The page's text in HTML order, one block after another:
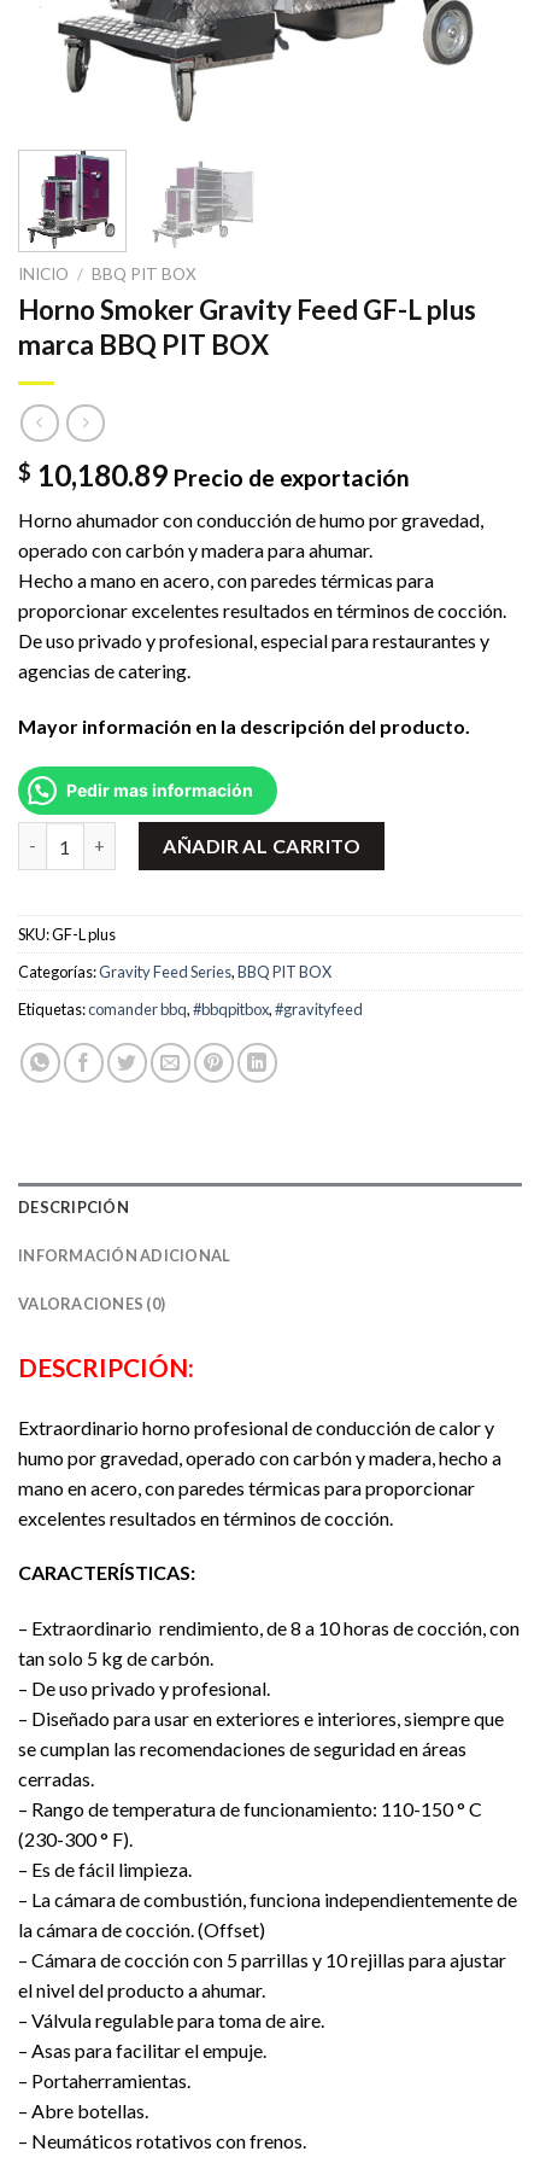
INICIO / BBQ PIT BOX
Horno Smoker Gravity Feed GF-L plus
marca BBQ PIT BOX
$ 10,180.89 Precio de exportación
Horno ahumador con conducción de humo por gravedad,
operado con carbón y madera para ahumar.
Hecho a mano en acero, con paredes térmicas para
proporcionar excelentes resultados en términos de cocción.
De uso privado y profesional, especial para restaurantes y
agencias de catering.
Mayor información en la descripción del producto.
Pedir mas información
Horno Smoker Gravity Feed GF-L plus marca BBQ PIT BOX
AÑADIR AL CARRITO
SKU:GF-L plus
Categorías:Gravity Feed Series,BBQ PIT BOX
Etiquetas:comander bbq,#bbqpitbox,#gravityfeed
DESCRIPCIÓN
INFORMACIÓN ADICIONAL
VALORACIONES (0)
DESCRIPCIÓN:
Extraordinario horno profesional de conducción de calor y
humo por gravedad, operado con carbón y madera, hecho a
mano en acero, con paredes térmicas para proporcionar
excelentes resultados en términos de cocción.
CARACTERÍSTICAS:
– Extraordinario rendimiento, de 8 a 10 horas de cocción, con
tan solo 5 kg de carbón.
– De uso privado y profesional.
– Diseñado para usar en exteriores e interiores, siempre que
se cumplan las recomendaciones de seguridad en áreas
cerradas.
– Rango de temperatura de funcionamiento: 110-150 ° C
(230-300 ° F).
– Es de fácil limpieza.
– La cámara de combustión, funciona independientemente de
la cámara de cocción. (Offset)
– Cámara de cocción con 5 parrillas y 10 rejillas para ajustar
el nivel del producto a ahumar.
– Válvula regulable para toma de aire.
– Asas para facilitar el empuje.
– Portaherramientas.
– Abre botellas.
– Neumáticos rotativos con frenos.